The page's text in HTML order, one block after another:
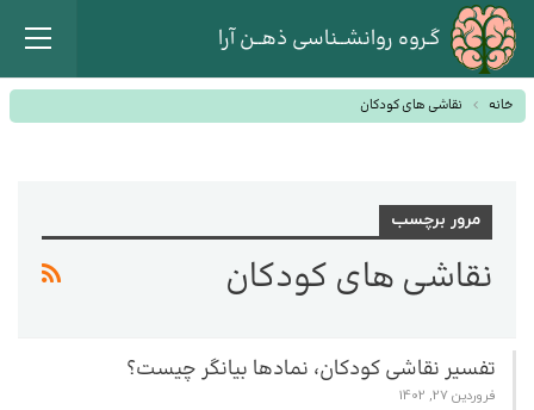
گـروه روانشــناسی ذهــن آرا
خانه نقاشی های کودکان
مرور برچسب
نقاشی های کودکان
تفسیر نقاشی کودکان، نمادها بیانگر چیست؟
فروردین 27, 1402